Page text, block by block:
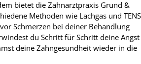
bietet die Zahnarztpraxis Grund &
Methoden wie Lachgas und TENS
Schmerzen bei deiner Behandlung
du Schritt für Schritt deine Angst
deine Zahngesundheit wieder in die